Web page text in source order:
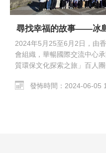
尋找幸福的故事——冰
文化探索
2024年5月25至6月2日，由
會組織，華暢國際交流中心
質環保文化探索之旅」百人團
哈根市區、Harpa…
發怖時間：2024-06-05